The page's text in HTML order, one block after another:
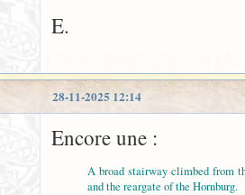
E.
28-11-2025 12:14
Encore une :
A broad stairway climbed from
and the reargate of the Hornburg.